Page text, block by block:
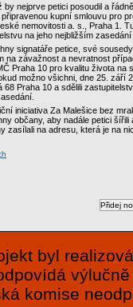
by nejprve petici posoudil a
kupní smlouvu pro
nemovitosti a. s., Praha 1.
na jeho nejbližším
signatáře petice, své
na závažnost a nevratnost
Praha 10 pro kvalitu života na
možno všichni, dne 25. září
68 Praha 10 a sdělili
iniciativa Za Malešice bez
občany, aby nadále petici šířili
zasílali na adresu, která je na
byl
komise